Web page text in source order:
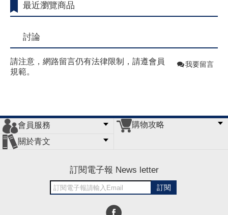
最近瀏覽商品
討論
請注意，網路留言仍有法律限制，請遵會員
規範。
我要留言
會員服務
會員辦法
客服信箱
隱私條款
網站導覽
購物攻略
關於青文
訂閱電子報 News letter
訂閱